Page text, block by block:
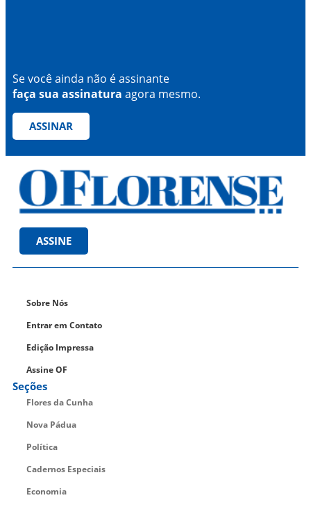
Se você ainda não é assinante
faça sua assinatura agora mesmo.
ASSINAR
ASSINE
Sobre Nós
Entrar em Contato
Edição Impressa
Assine OF
Seções
Flores da Cunha
Nova Pádua
Política
Cadernos Especiais
Economia